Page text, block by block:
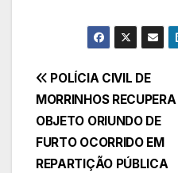
Navegação
de
Post
POLÍCIA CIVIL DE
MORRINHOS RECUPERA
OBJETO ORIUNDO DE
FURTO OCORRIDO EM
REPARTIÇÃO PÚBLICA